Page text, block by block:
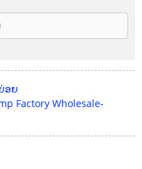
ອຍ
Factory Wholesale-